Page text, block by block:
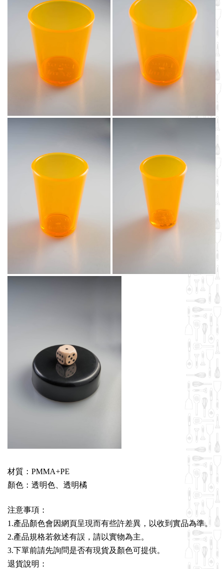
材質：PMMA+PE
顏色：透明色、透明橘
注意事項：
1.產品顏色會因網頁呈現而有些許差異，以收到實品為準。
2.產品規格若敘述有誤，請以實物為主。
3.下單前請先詢問是否有現貨及顏色可提供。
退貨說明：